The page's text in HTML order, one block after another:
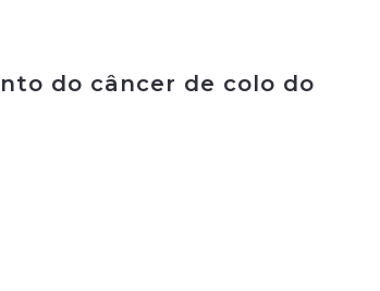
do câncer de colo do